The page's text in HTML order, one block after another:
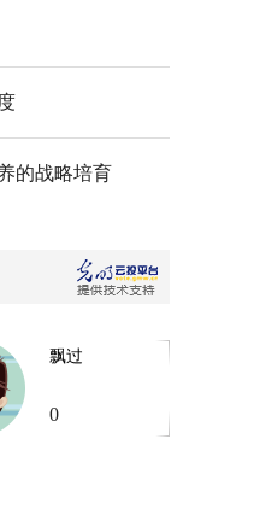
的战略培育
飘过
0